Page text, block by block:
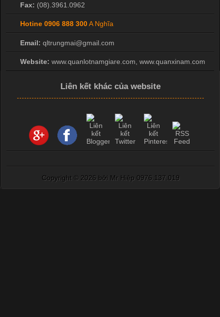
Công Nghệ In Chuyển Nhiệt Trong Ngành Thời Trang Hiện
Đại
In Chuyển Nhiệt Là Gì? Công Nghệ In Hiện Đại Trong Ngành
May Mặc Trong ngành in ấn và thời trang, in chuyển nhiệt đang
hình ảnh sắc nét và bền màu. Đặc biệt, kỹ thuật này được ứng
dụng rộng rãi trong sản xuất áo thun, đồ thể thao
Fax: (08).3961.0962
Hotine 0906 888 300A Nghĩa
Email: qltrungmai@gmail.com
Website: www.quanlotnamgiare.com, www.quanxinam.com
Liên kết khác của website
Copyright © 2026 bởi Mr Hiệp 0976.137.019